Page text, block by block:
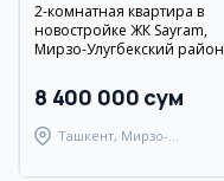
2-комнатная квартира в
новостройке ЖК Sayram,
Мирзо-Улугбекский район
8 400 000 сум
Ташкент, Мирзо-